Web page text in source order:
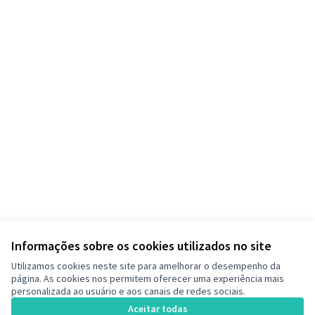
Informações sobre os cookies utilizados no site
Utilizamos cookies neste site para amelhorar o desempenho da
página. As cookies nos permitem oferecer uma experiência mais
personalizada ao usuário e aos canais de redes sociais.
Aceitar todas
Termos de serviço